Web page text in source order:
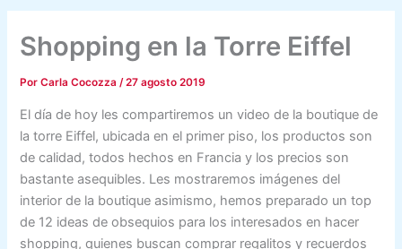
Shopping en la Torre Eiffel
PorCarla Cocozza/27 agosto 2019
El día de hoy les compartiremos un video de la boutique de
la torre Eiffel, ubicada en el primer piso, los productos son
de calidad, todos hechos en Francia y los precios son
bastante asequibles. Les mostraremos imágenes del
interior de la boutique asimismo, hemos preparado un top
de 12 ideas de obsequios para los interesados en hacer
shopping, quienes buscan comprar regalitos y recuerdos